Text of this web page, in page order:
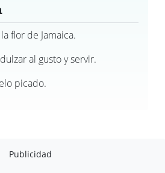
flor de Jamaica.
al gusto y servir.
picado.
Publicidad